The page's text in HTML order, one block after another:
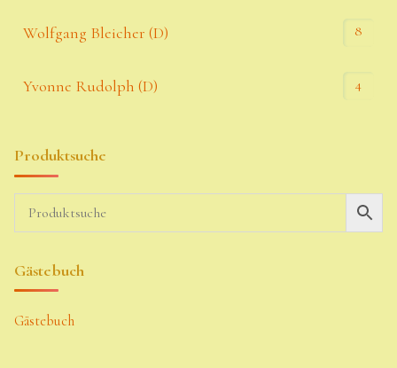
Wolfgang Bleicher (D) 8
Yvonne Rudolph (D) 4
Produktsuche
Gästebuch
Gästebuch